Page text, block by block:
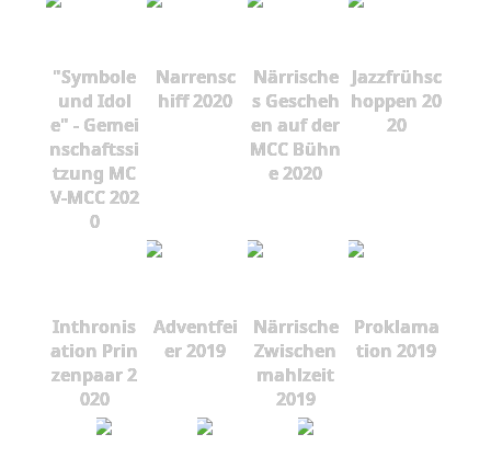
"Symbole
und Idol
e" - Gemei
nschaftssi
tzung MC
V-MCC 202
0
Narrensc
hiff 2020
Närrische
s Gescheh
en auf der
MCC Bühn
e 2020
Jazzfrühsc
hoppen 20
20
Inthronis
ation Prin
zenpaar 2
020
Adventfei
er 2019
Närrische
Zwischen
mahlzeit
2019
Proklama
tion 2019